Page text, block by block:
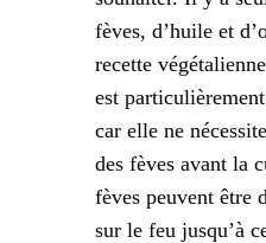
fèves, d’huile et
recette
est
car elle ne
des fèves avant la
fèves peuvent être
sur le feu jusqu’à